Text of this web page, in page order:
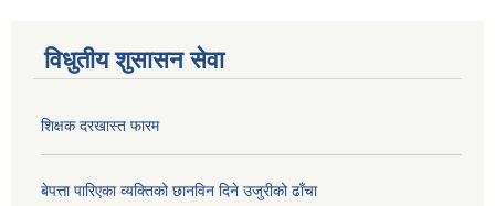
विधुतीय शुसासन सेवा
शिक्षक दरखास्त फारम
बेपत्ता पारिएका व्यक्तिको छानविन दिने उजुरीको ढाँचा